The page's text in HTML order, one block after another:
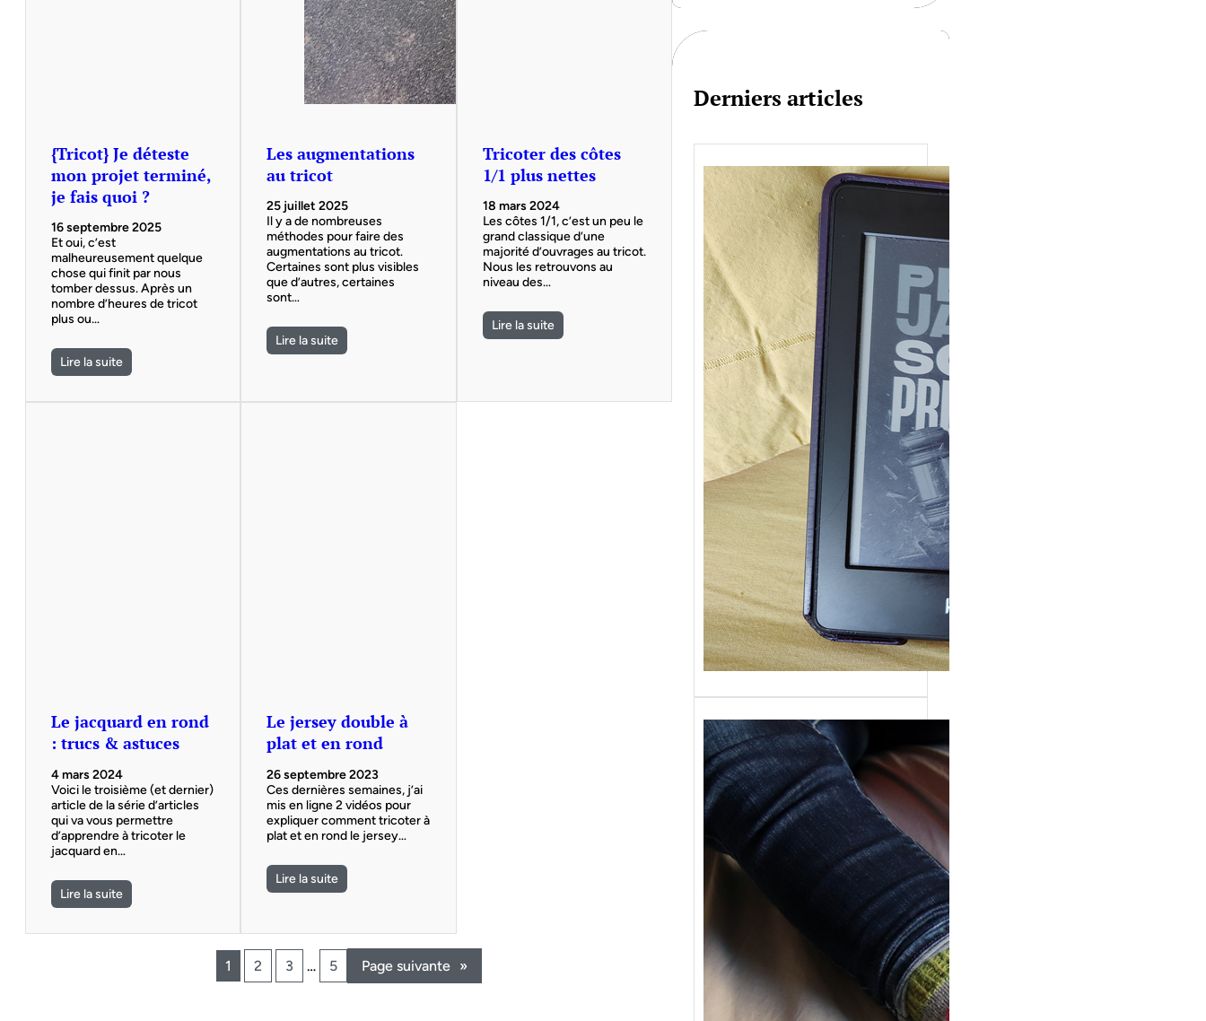
{Tricot} Je déteste
mon projet terminé,
je fais quoi ?
16 septembre 2025
Et oui, c’est
malheureusement quelque
chose qui finit par nous
tomber dessus. Après un
nombre d’heures de tricot
plus ou…
Lire la suite
Les augmentations
au tricot
25 juillet 2025
Il y a de nombreuses
méthodes pour faire des
augmentations au tricot.
Certaines sont plus visibles
que d’autres, certaines
sont…
Lire la suite
Tricoter des côtes
1/1 plus nettes
18 mars 2024
Les côtes 1/1, c’est un peu le
grand classique d’une
majorité d’ouvrages au tricot.
Nous les retrouvons au
niveau des…
Lire la suite
Le jacquard en rond
: trucs & astuces
4 mars 2024
Voici le troisième (et dernier)
article de la série d’articles
qui va vous permettre
d’apprendre à tricoter le
jacquard en…
Lire la suite
Le jersey double à
plat et en rond
26 septembre 2023
Ces dernières semaines, j’ai
mis en ligne 2 vidéos pour
expliquer comment tricoter à
plat et en rond le jersey…
Lire la suite
1 2 3 … 5 Page suivante »
h
Derniers articles
Je bouquine #149
Sans grande surprise, j’ai
replongé dans la série
« Roy Grace »…
{Tricot} Flower
power socks